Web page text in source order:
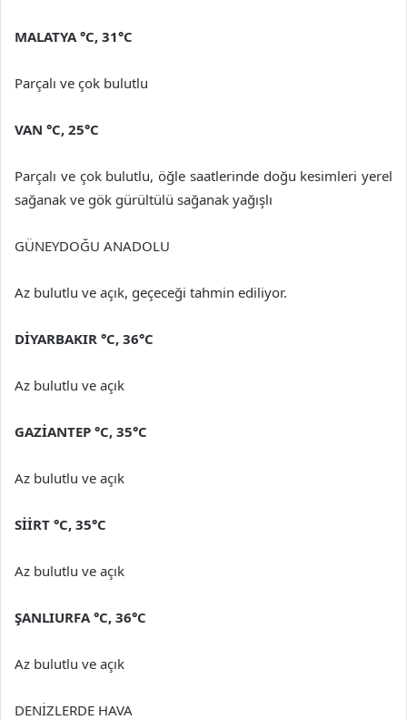
MALATYA °C, 31°C
Parçalı ve çok bulutlu
VAN °C, 25°C
Parçalı ve çok bulutlu, öğle saatlerinde doğu kesimleri yerel
sağanak ve gök gürültülü sağanak yağışlı
GÜNEYDOĞU ANADOLU
Az bulutlu ve açık, geçeceği tahmin ediliyor.
DİYARBAKIR °C, 36°C
Az bulutlu ve açık
GAZİANTEP °C, 35°C
Az bulutlu ve açık
SİİRT °C, 35°C
Az bulutlu ve açık
ŞANLIURFA °C, 36°C
Az bulutlu ve açık
DENİZLERDE HAVA